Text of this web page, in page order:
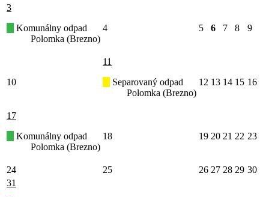
3
Komunálny odpad
Polomka (Brezno)
4 5 6 7 8 9
10
11
Separovaný odpad
Polomka (Brezno)
12 13 14 15 16
17
Komunálny odpad
Polomka (Brezno)
18 19 20 21 22 23
24 25 26 27 28 29 30
31